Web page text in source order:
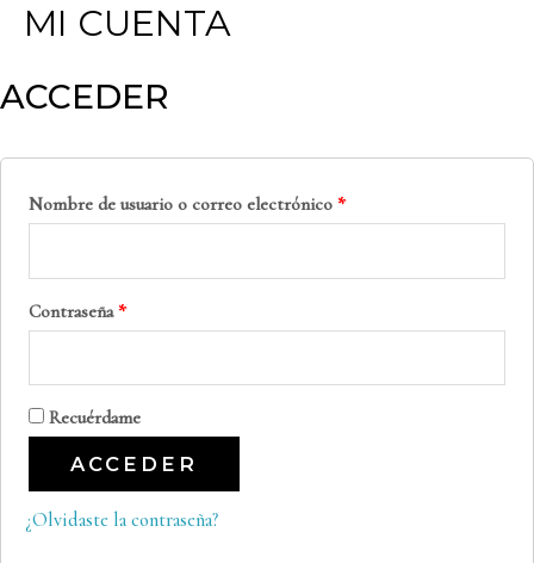
MI CUENTA
ACCEDER
Nombre de usuario o correo electrónico *
Contraseña*
Recuérdame
ACCEDER
¿Olvidaste la contraseña?